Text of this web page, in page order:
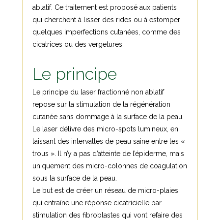
ablatif. Ce traitement est proposé aux patients
qui cherchent à lisser des rides ou à estomper
quelques imperfections cutanées, comme des
cicatrices ou des vergetures.
Le principe
Le principe du laser fractionné non ablatif
repose sur la stimulation de la régénération
cutanée sans dommage à la surface de la peau.
Le laser délivre des micro-spots lumineux, en
laissant des intervalles de peau saine entre les «
trous ». Il n’y a pas d’atteinte de l’épiderme, mais
uniquement des micro-colonnes de coagulation
sous la surface de la peau.
Le but est de créer un réseau de micro-plaies
qui entraîne une réponse cicatricielle par
stimulation des fibroblastes qui vont refaire des